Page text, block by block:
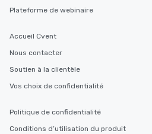
Plateforme de webinaire
Accueil Cvent
Nous contacter
Soutien à la clientèle
Vos choix de confidentialité
Politique de confidentialité
Conditions d’utilisation du produit